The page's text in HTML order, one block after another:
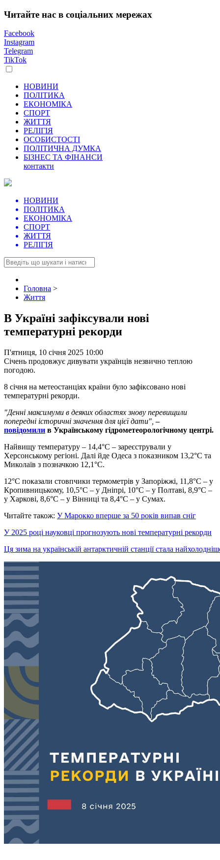
Читайте нас в соціальних мережах
Facebook
Instagram
Telegram
TikTok
НОВИНИ
ПОЛІТИКА
ЕКОНОМІКА
СПОРТ
ЖИТТЯ
РЕЛІГІЯ
ОСОБИСТОСТІ
ПОЛІТИЧНА ДУМКА
БІЗНЕС ТА ФІНАНСИ
контакти
НОВИНИ
ПОЛІТИКА
ЕКОНОМІКА
СПОРТ
ЖИТТЯ
РЕЛІГІЯ
Головна >
Життя
В Україні зафіксували нові
температурні рекорди
П'ятниця, 10 січня 2025 10:00
Січень продовжує дивувати українців незвично теплою
погодою.
8 січня на метеостанціях країни було зафіксовано нові
температурні рекорди.
"Денні максимуми в деяких областях знову перевищили
попередні історичні значення для цієї дати",–
повідомили в Українському гідрометеорологічному центрі.
Найвищу температуру – 14,4°C – зареєстрували у
Херсонському регіоні. Далі йде Одеса з показником 13,2°C та
Миколаїв з позначкою 12,1°C.
12°C показали стовпчики термометрів у Запоріжжі, 11,8°C – у
Кропивницькому, 10,5°C – у Дніпрі, 10°C – у Полтаві, 8,9°C –
у Харкові, 8,6°C – у Вінниці та 8,4°C – у Сумах.
Читайте також: У Марокко вперше за 50 років випав сніг
У 2025 році науковці прогнозують нові температурні рекорди
Ця зима на українській антарктичній станції стала